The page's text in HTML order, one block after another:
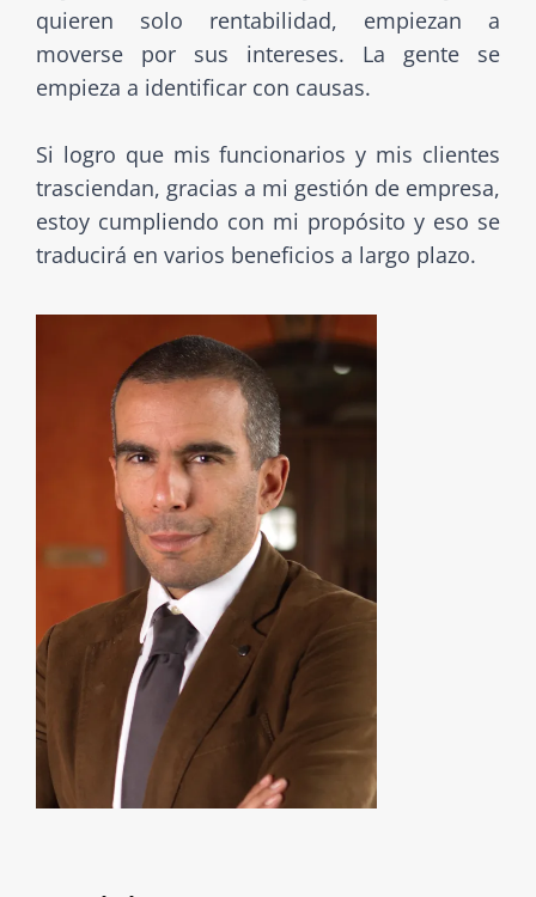
quieren solo rentabilidad, empiezan a
moverse por sus intereses. La gente se
empieza a identificar con causas.
Si logro que mis funcionarios y mis clientes
trasciendan, gracias a mi gestión de empresa,
estoy cumpliendo con mi propósito y eso se
traducirá en varios beneficios a largo plazo.